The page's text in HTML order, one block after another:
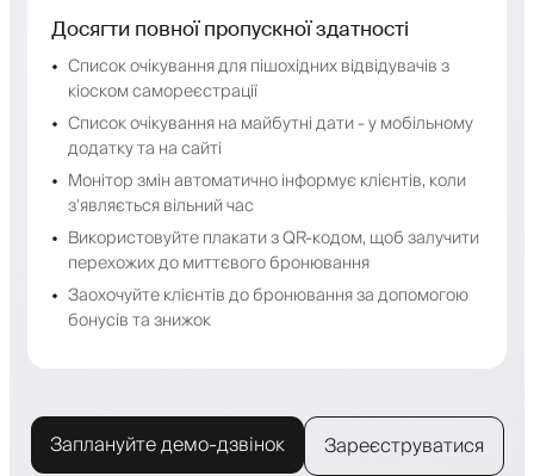
Досягти повної пропускної здатності
Список очікування для пішохідних відвідувачів з
кіоском самореєстрації
Список очікування на майбутні дати - у мобільному
додатку та на сайті
Монітор змін автоматично інформує клієнтів, коли
з'являється вільний час
Використовуйте плакати з QR-кодом, щоб залучити
перехожих до миттєвого бронювання
Заохочуйте клієнтів до бронювання за допомогою
бонусів та знижок
Заплануйте демо-дзвінок Зареєструватися